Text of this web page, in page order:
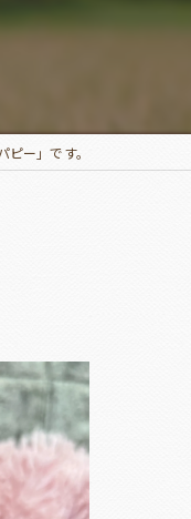
ー」です。